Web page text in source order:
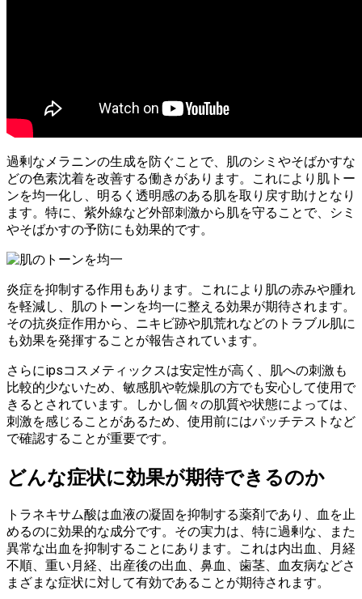
過剰なメラニンの生成を防ぐことで、肌のシミやそばかすな
どの色素沈着を改善する働きがあります。これにより肌トー
ンを均一化し、明るく透明感のある肌を取り戻す助けとなり
ます。特に、紫外線など外部刺激から肌を守ることで、シミ
やそばかすの予防にも効果的です。
炎症を抑制する作用もあります。これにより肌の赤みや腫れ
を軽減し、肌のトーンを均一に整える効果が期待されます。
その抗炎症作用から、ニキビ跡や肌荒れなどのトラブル肌に
も効果を発揮することが報告されています。
さらにipsコスメティックスは安定性が高く、肌への刺激も
比較的少ないため、敏感肌や乾燥肌の方でも安心して使用で
きるとされています。しかし個々の肌質や状態によっては、
刺激を感じることがあるため、使用前にはパッチテストなど
で確認することが重要です。
どんな症状に効果が期待できるのか
トラネキサム酸は血液の凝固を抑制する薬剤であり、血を止
めるのに効果的な成分です。その実力は、特に過剰な、また
異常な出血を抑制することにあります。これは内出血、月経
不順、重い月経、出産後の出血、鼻血、歯茎、血友病などさ
まざまな症状に対して有効であることが期待されます。